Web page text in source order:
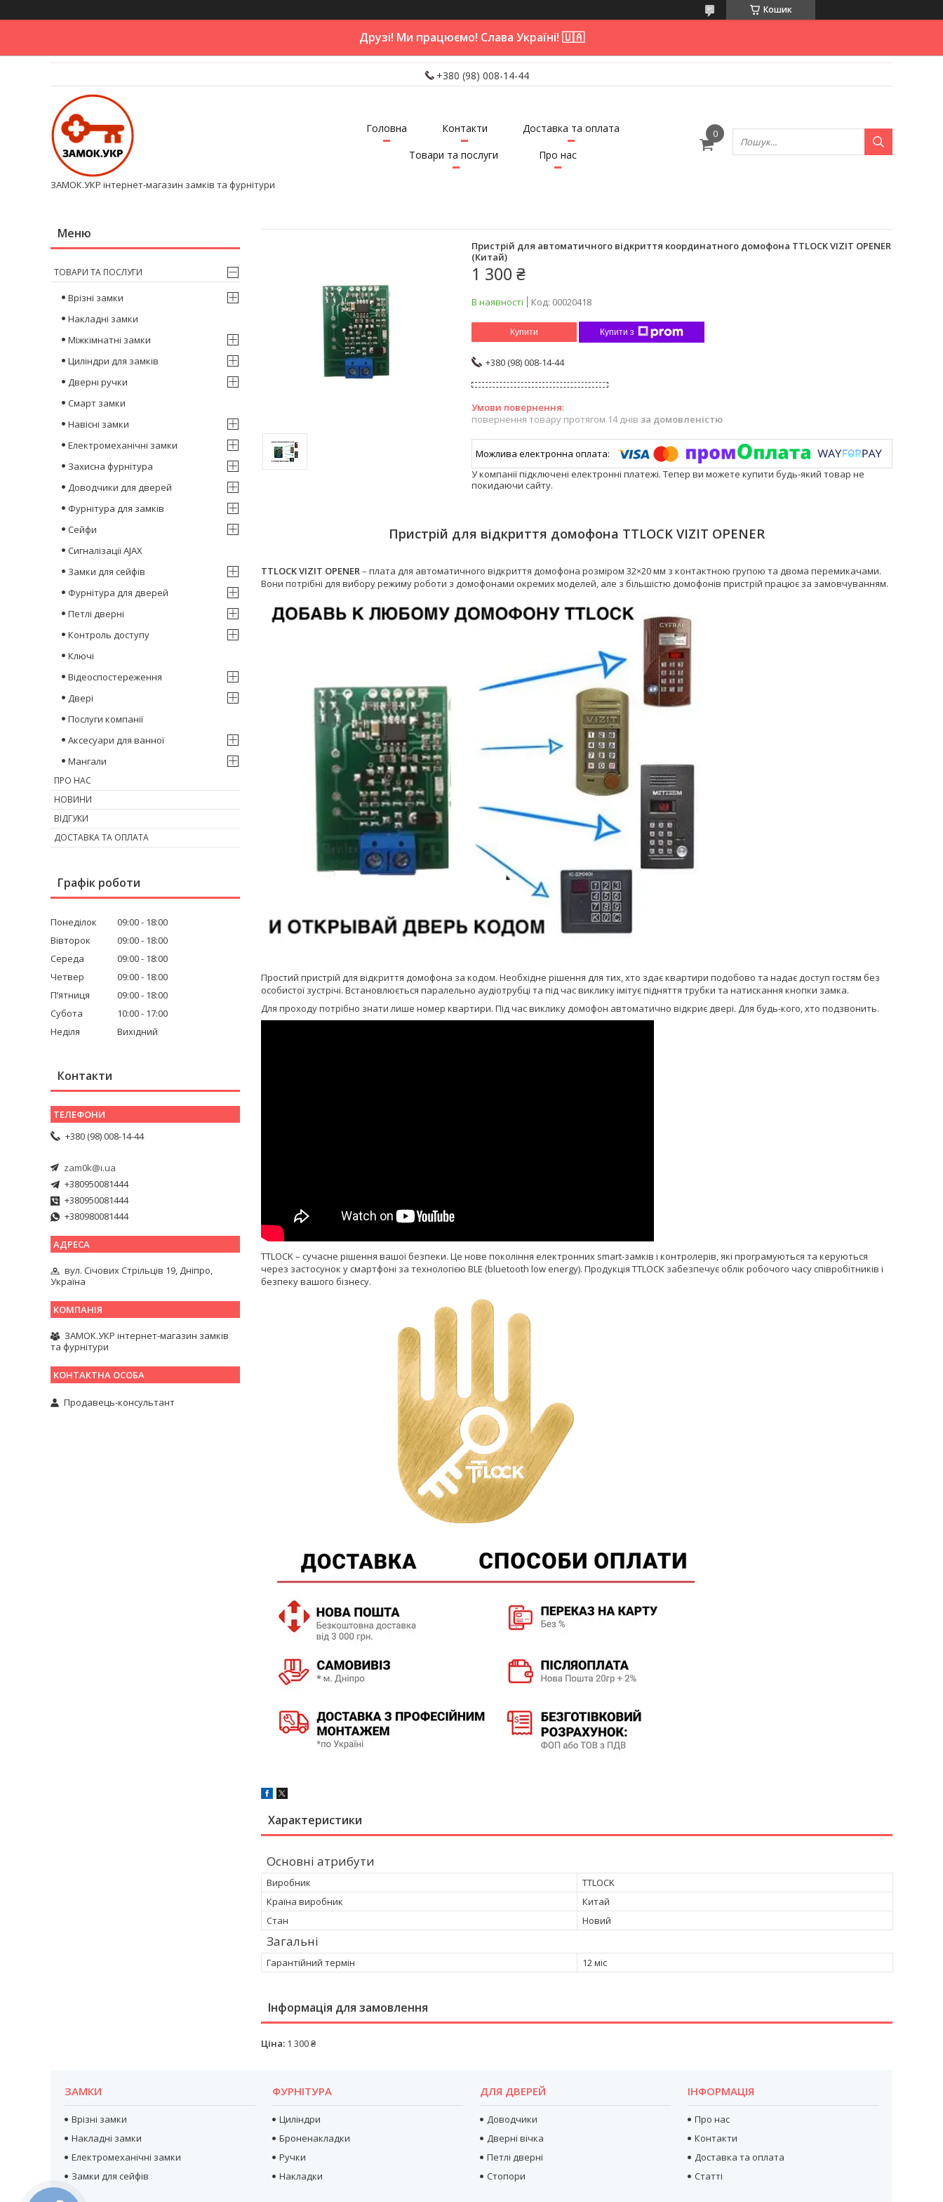
Кошик
Друзі! Ми працюємо! Слава Україні! 🇺🇦
+380 (98) 008-14-44
ЗАМОК.УКР інтернет-магазин замків та фурнітури
Головна Контакти
Доставка та оплата
Товари та послуги
Про нас
Пристрій для автоматичного відкриття координатного домофона TTLOCK VIZIT OPENER
(Китай)
1 300 ₴
В наявності Код: 00020418
Купити Купити з
+380 (98) 008-14-44
повернення товару протягом 14 днів за домовленістю
У компанії підключені електронні платежі. Тепер ви можете купити будь-який товар не
покидаючи сайту.
Пристрій для відкриття домофона TTLOCK VIZIT OPENER
TTLOCK VIZIT OPENER – плата для автоматичного відкриття домофона розміром 32×20 мм з контактною групою та двома перемикачами.
Вони потрібні для вибору режиму роботи з домофонами окремих моделей, але з більшістю домофонів пристрій працює за замовчуванням.
Простий пристрій для відкриття домофона за кодом. Необхідне рішення для тих, хто здає квартири подобово та надає доступ гостям без
особистої зустрічі. Встановлюється паралельно аудіотрубці та під час виклику імітує підняття трубки та натискання кнопки замка.
Для проходу потрібно знати лише номер квартири. Під час виклику домофон автоматично відкриє двері. Для будь-кого, хто подзвонить.
TTLOCK – сучасне рішення вашої безпеки. Це нове покоління електронних smart-замків і контролерів, які програмуються та керуються
через застосунок у смартфоні за технологією BLE (bluetooth low energy). Продукція TTLOCK забезпечує облік робочого часу співробітників і
безпеку вашого бізнесу.
Характеристики
Основні атрибути
Виробник
TTLOCK
Країна виробник
Китай
Стан
Новий
Загальні
Гарантійний термін 12 міс
Інформація для замовлення
Ціна: 1 300 ₴
ТОВАРИ ТА ПОСЛУГИ
Врізні замки
Накладні замки
Міжкімнатні замки
Циліндри для замків
Дверні ручки
Смарт замки
Навісні замки
Електромеханічні замки
Захисна фурнітура
Доводчики для дверей
Фурнітура для замків
Сейфи
Сигналізації AJAX
Замки для сейфів
Фурнітура для дверей
Петлі дверні
Контроль доступу
Ключі
Відеоспостереження
Двері
Послуги компанії
Аксесуари для ванної
Мангали
ПРО НАС
НОВИНИ
ВІДГУКИ
ДОСТАВКА ТА ОПЛАТА
Графік роботи
Понеділок 09:00
18:00
Вівторок
09:00
18:00
Середа
09:00
18:00
Четвер
09:00
18:00
Пʼятниця
09:00
18:00
Субота
10:00
17:00
Неділя
Вихідний
Контакти
+380 (98) 008-14-44
zam0k@i.ua
+380950081444
+380950081444
+380980081444
вул. Січових Стрільців 19, Дніпро,
Україна
ЗАМОК.УКР інтернет-магазин замків
та фурнітури
Продавець-консультант
ЗАМКИ
Врізні замки
Накладні замки
Електромеханічні замки
Замки для сейфів
ФУРНІТУРА
Циліндри
Броненакладки
Ручки
Накладки
ДЛЯ ДВЕРЕЙ
Доводчики
Дверні вічка
Петлі дверні
Стопори
ІНФОРМАЦІЯ
Про нас
Контакти
Доставка та оплата
Статті